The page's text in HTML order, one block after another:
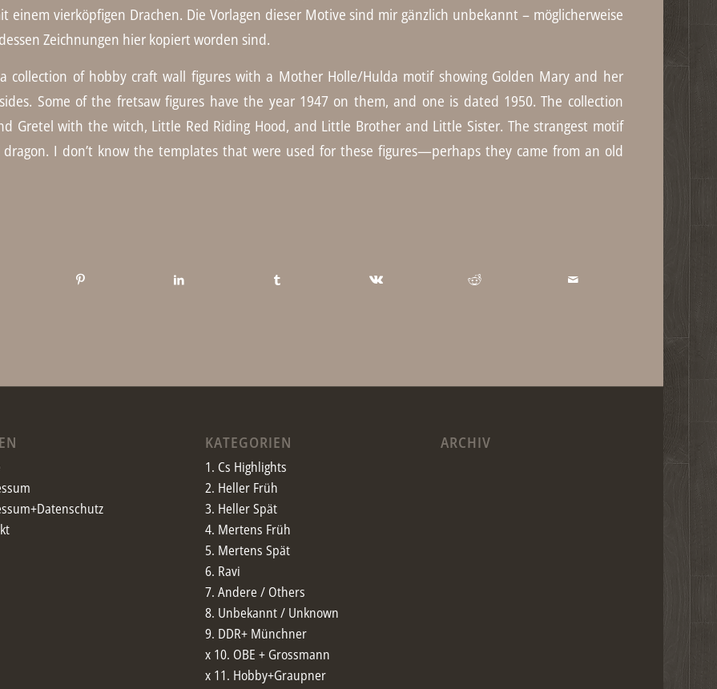
einem vierköpfigen Drachen. Die Vorlagen dieser Motive sind mir gänzlich unbekannt – möglicherweise
Zeichnungen hier kopiert worden sind.
a collection of hobby craft wall figures with a Mother Holle/Hulda motif showing Golden Mary and her
Some of the fretsaw figures have the year 1947 on them, and one is dated 1950. The collection
Gretel with the witch, Little Red Riding Hood, and Little Brother and Little Sister. The strangest motif
I don’t know the templates that were used for these figures—perhaps they came from an old
KATEGORIEN
1. Cs Highlights
2. Heller Früh
3. Heller Spät
4. Mertens Früh
5. Mertens Spät
6. Ravi
7. Andere / Others
8. Unbekannt / Unknown
9. DDR+ Münchner
x 10. OBE + Grossmann
x 11. Hobby+Graupner
ARCHIV